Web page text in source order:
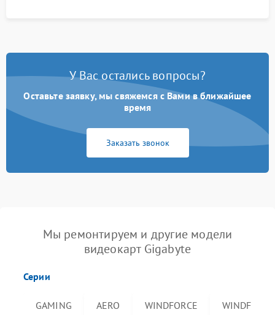
У Вас остались вопросы?
Оставьте заявку, мы свяжемся с Вами в ближайшее
время
Заказать звонок
Мы ремонтируем и другие модели
видеокарт Gigabyte
Серии
GAMING AERO WINDFORCE